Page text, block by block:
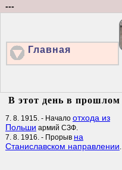
---
Главная
В этот день в прошлом
7. 8. 1915. - Начало отхода из
Польши армий СЗФ.
7. 8. 1916. - Прорыв на
Станиславском направлении.